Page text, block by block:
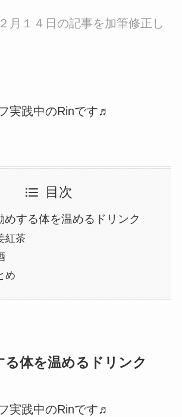
月１４日の記事を加筆修正し
実践中のRinです♬
目次
めする体を温めるドリンク
紅茶
め
る体を温めるドリンク
実践中のRinです♬